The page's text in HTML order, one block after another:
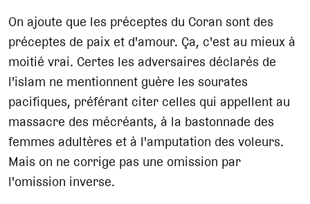
On ajoute que les préceptes du Coran sont des
préceptes de paix et d'amour. Ça, c'est au mieux à
moitié vrai. Certes les adversaires déclarés de
l'islam ne mentionnent guère les sourates
pacifiques, préférant citer celles qui appellent au
massacre des mécréants, à la bastonnade des
femmes adultères et à l'amputation des voleurs.
Mais on ne corrige pas une omission par
l'omission inverse.